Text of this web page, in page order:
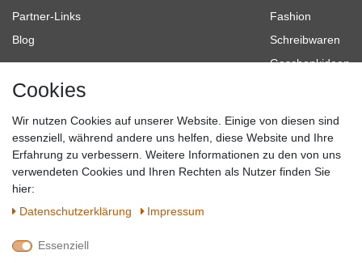
Partner-Links
Blog
Fashion
Schreibwaren
Geschenkideen
Topmarken
SICHER EINKAUFEN
QUALITÄT
WIR AKZEPTIEREN
Cookies
Wir nutzen Cookies auf unserer Website. Einige von diesen sind
essenziell, während andere uns helfen, diese Website und Ihre
Erfahrung zu verbessern. Weitere Informationen zu den von uns
verwendeten Cookies und Ihren Rechten als Nutzer finden Sie
hier:
Daten­schutz­erklärung
Impressum
Essenziell